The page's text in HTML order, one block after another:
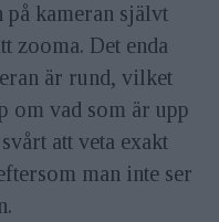
kameran självt
zooma. Det enda
är rund, vilket
om vad som är upp
att veta exakt
man inte ser